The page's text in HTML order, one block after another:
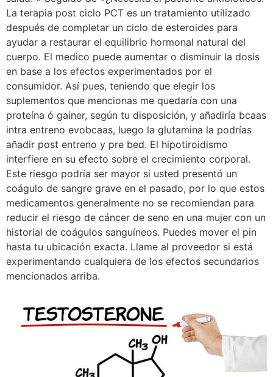
La terapia post ciclo PCT es un tratamiento utilizado
después de completar un ciclo de esteroides para
ayudar a restaurar el equilibrio hormonal natural del
cuerpo. El medico puede aumentar o disminuir la dosis
en base a los efectos experimentados por el
consumidor. Así pues, teniendo que elegir los
suplementos que mencionas me quedaría con una
proteína ó gainer, según tu disposición, y añadiría bcaas
intra entreno evobcaas, luego la glutamina la podrías
añadir post entreno y pre bed. El hipotiroidismo
interfiere en su efecto sobre el crecimiento corporal.
Este riesgo podría ser mayor si usted presentó un
coágulo de sangre grave en el pasado, por lo que estos
medicamentos generalmente no se recomiendan para
reducir el riesgo de cáncer de seno en una mujer con un
historial de coágulos sanguíneos. Puedes mover el pin
hasta tu ubicación exacta. Llame al proveedor si está
experimentando cualquiera de los efectos secundarios
mencionados arriba.